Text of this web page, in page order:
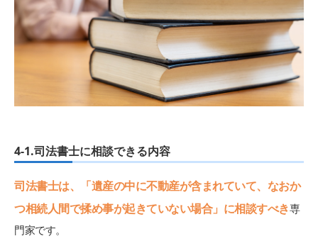
4-1.司法書士に相談できる内容
司法書士は、「遺産の中に不動産が含まれていて、なおか
つ相続人間で揉め事が起きていない場合」に相談すべき専
門家です。